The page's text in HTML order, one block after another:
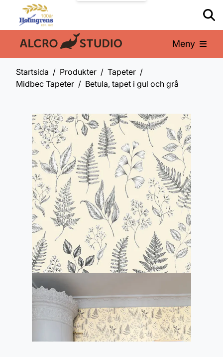
En del av: Meny
Startsida Produkter
Tapeter
Midbec Tapeter
Betula, tapet i gul och grå